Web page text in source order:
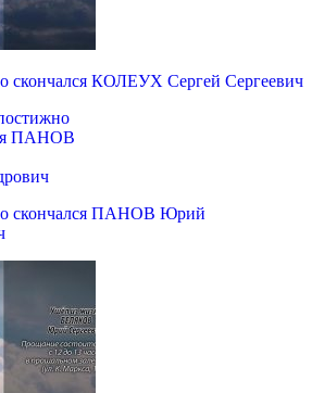
скончался КОЛЕУХ Сергей Сергеевич
скончался ПАНОВ Юрий